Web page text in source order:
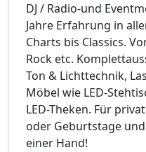
DJ / Radio-und
Jahre Erfahrung in
Charts bis Classics.
Rock etc.
Ton & Lichttechnik,
Möbel wie LED-
LED-Theken. Für
oder Geburtstage und
einer Hand!